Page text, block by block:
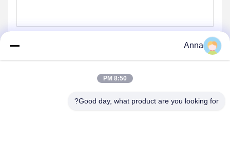
Anna
8:50 PM
Good day, what product are you looking for?